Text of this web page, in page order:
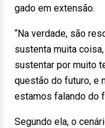
gado em extensão.
“Na verdade, são
sustenta muita
sustentar por muito
questão do futuro, e
estamos falando do
Segundo ela, o